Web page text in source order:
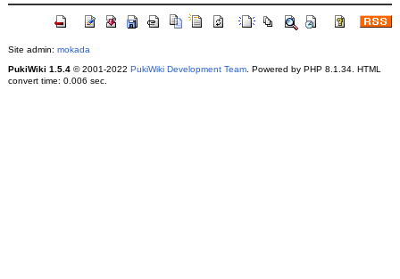
Site admin: mokada
PukiWiki 1.5.4© 2001-2022 PukiWiki Development Team. Powered by PHP 8.1.34. HTML
convert time: 0.006 sec.